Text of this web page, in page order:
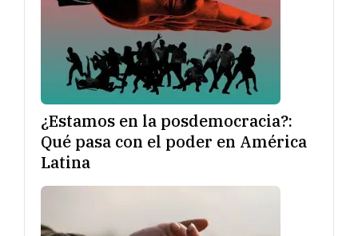
¿Estamos en la posdemocracia?:
Qué pasa con el poder en América
Latina